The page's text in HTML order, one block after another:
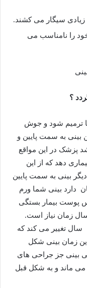
زیادی سیگار می کشند.
را نامناسب می
؟
نیاز دارد تا ترمیم شود و جوش
بینی به سمت پایین و
پزشک در این مواقع
دهد که از این
بینی به سمت پایین
دارد بینی شما ورم
پوست بیمار بستگی
و برای این که این ورم از بین برود 1 سال زمان نیاز است.
بینی بعد از عمل از نظر شکل ظاهری تا 1 سال تغییر می کند که
زمان بینی شکل
بینی جز جراحی های
می ماند و به شکل قبل